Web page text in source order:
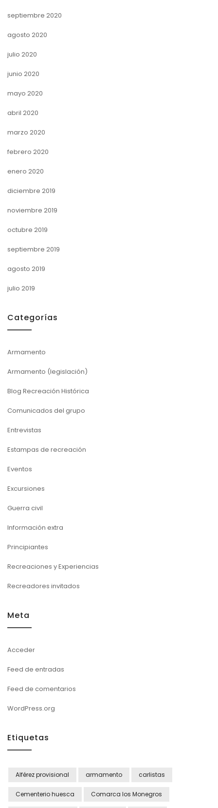
septiembre 2020
agosto 2020
julio 2020
junio 2020
mayo 2020
abril 2020
marzo 2020
febrero 2020
enero 2020
diciembre 2019
noviembre 2019
octubre 2019
septiembre 2019
agosto 2019
julio 2019
Categorías
Armamento
Armamento (legislación)
Blog Recreación Histórica
Comunicados del grupo
Entrevistas
Estampas de recreación
Eventos
Excursiones
Guerra civil
Información extra
Principiantes
Recreaciones y Experiencias
Recreadores invitados
Meta
Acceder
Feed de entradas
Feed de comentarios
WordPress.org
Etiquetas
Alférez provisional armamento carlistas
Cementerio huesca Comarca los Monegros